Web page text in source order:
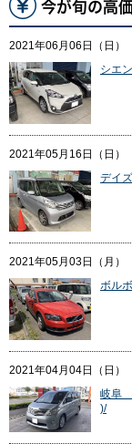
今が旬の高
2021年06月06日（日）
シエ
2021年05月16日（日）
デイ
2021年05月03日（月）
ボル
2021年04月04日（日）
岐阜
)/